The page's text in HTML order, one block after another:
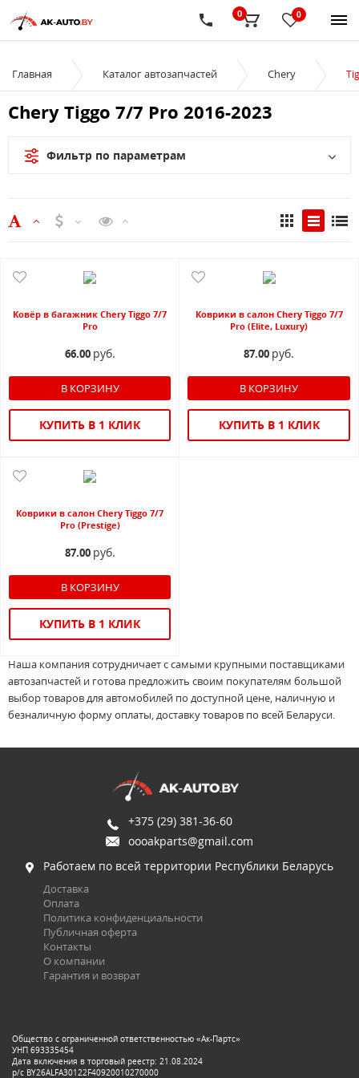
0
0
Главная Каталог автозапчастей Chery
Chery Tiggo 7/7 Pro 2016-2023
Фильтр по параметрам
Ковёр в багажник Chery Tiggo 7/7
Pro
66.00 руб.
КУПИТЬ В 1 КЛИК
Коврики в салон Chery Tiggo 7/7
Pro (Elite, Luxury)
87.00 руб.
КУПИТЬ В 1 КЛИК
Коврики в салон Chery Tiggo 7/7
Pro (Prestige)
87.00 руб.
КУПИТЬ В 1 КЛИК
Наша компания сотрудничает с самыми крупными поставщиками
автозапчастей и готова предложить своим покупателям большой
выбор товаров для автомобилей по доступной цене, наличную и
безналичную форму оплаты, доставку товаров по всей Беларуси.
+375 (29) 381-36-60
oooakparts@gmail.com
Работаем по всей территории Республики Беларусь
Доставка
Оплата
Политика конфиденциальности
Публичная оферта
Контакты
О компании
Гарантия и возврат
Общество с ограниченной ответственностью «Ак-Партс»
УНП 693335454
Дата включения в торговый реестр: 21.08.2024
р/с BY26ALFA30122F40920010270000